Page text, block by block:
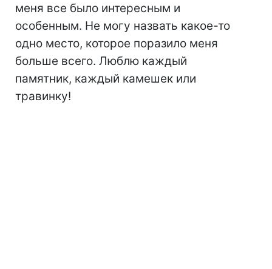
меня все было интересным и
особенным. Не могу назвать какое-то
одно место, которое поразило меня
больше всего. Люблю каждый
памятник, каждый камешек или
травинку!